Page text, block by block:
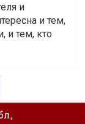
и
и тем,
и тем, кто